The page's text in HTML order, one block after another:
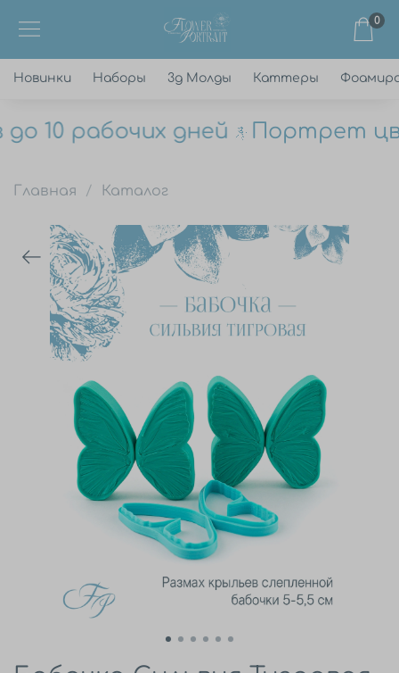
0
Новинки Наборы 3д Молды Каттеры
10 рабочих дней Портрет
Главная Каталог